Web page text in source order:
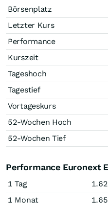
Börsenplatz
Letzter Kurs
Performance
Kurszeit
Tageshoch
Tagestief
Vortageskurs
52-Wochen Hoch
52-Wochen Tief
Performance Euronext
1 Tag
1 Monat